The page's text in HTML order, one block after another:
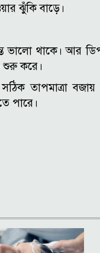
ঝুঁকি বাড়ে।
ভালো থাকে। আর
শুরু করে।
তাপমাত্রা বজায়
পারে।